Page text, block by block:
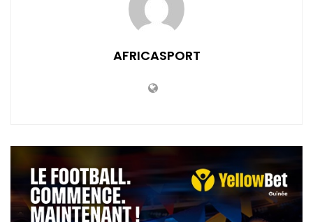
AFRICASPORT